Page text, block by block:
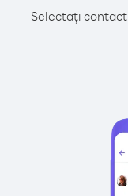
Selectați